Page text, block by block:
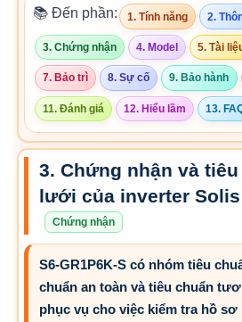
📚 Đến phần: 1. Tính năng 2.
3. Chứng nhận 4. Model 5. Tài
7. Bảo trì 8. Sự cố 9. Bảo hành
11. Đánh giá 12. Hiểu lầm 13.
3. Chứng nhận và
lưới của inverter Solis
Chứng nhận
S6-GR1P6K-S có nhóm tiêu
chuẩn an toàn và tiêu chuẩn
phục vụ cho việc kiểm tra hồ sơ